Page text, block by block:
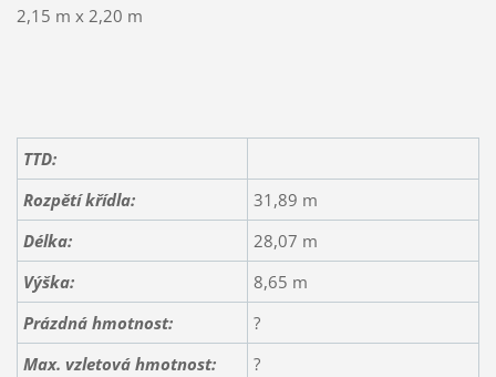
2,15 m x 2,20 m
TTD:
Rozpětí křídla:
31,89 m
Délka:
28,07 m
Výška:
8,65 m
Prázdná hmotnost:
?
Max. vzletová hmotnost:
?